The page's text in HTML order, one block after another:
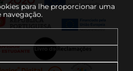
para lhe proporcionar uma
navegação.